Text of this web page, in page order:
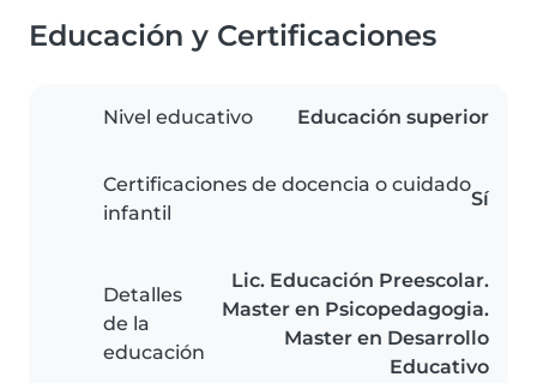
Educación y Certificaciones
Nivel educativo Educación superior
Certificaciones de docencia o cuidado
infantil
Sí
Detalles
de la
educación
Lic. Educación Preescolar.
Master en Psicopedagogia.
Master en Desarrollo
Educativo